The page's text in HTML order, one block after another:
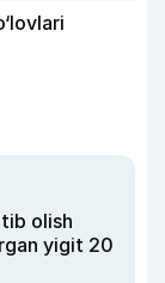
olish
yigit 20